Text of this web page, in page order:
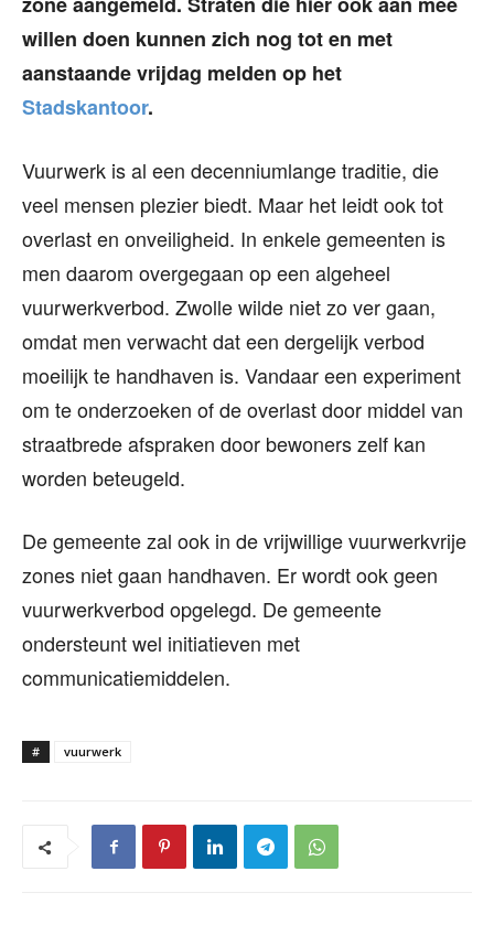
willen doen kunnen zich nog tot en met
aanstaande vrijdag melden op het
Stadskantoor.
Vuurwerk is al een decenniumlange traditie, die
veel mensen plezier biedt. Maar het leidt ook tot
overlast en onveiligheid. In enkele gemeenten is
men daarom overgegaan op een algeheel
vuurwerkverbod. Zwolle wilde niet zo ver gaan,
omdat men verwacht dat een dergelijk verbod
moeilijk te handhaven is. Vandaar een experiment
om te onderzoeken of de overlast door middel van
straatbrede afspraken door bewoners zelf kan
worden beteugeld.
De gemeente zal ook in de vrijwillige vuurwerkvrije
zones niet gaan handhaven. Er wordt ook geen
vuurwerkverbod opgelegd. De gemeente
ondersteunt wel initiatieven met
communicatiemiddelen.
# vuurwerk